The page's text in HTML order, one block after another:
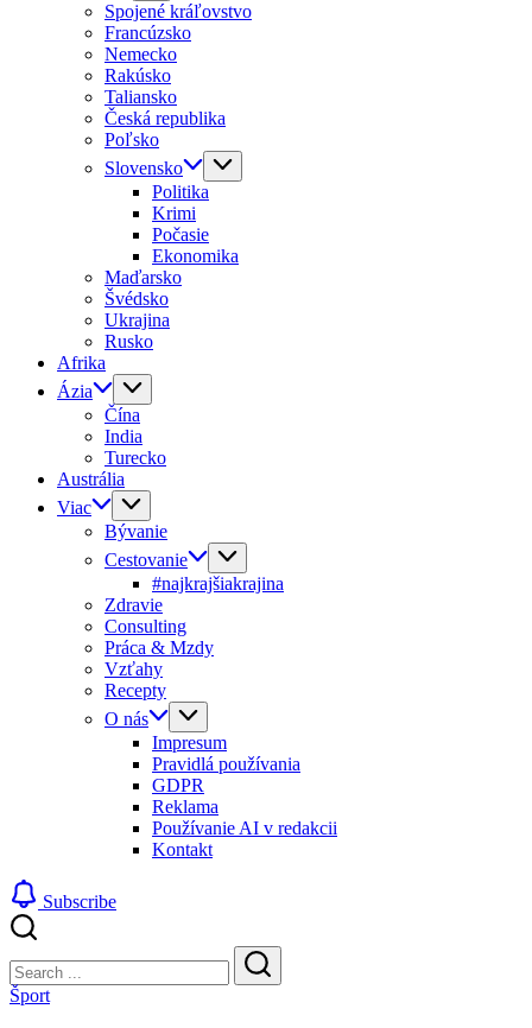
Spojené kráľovstvo
Francúzsko
Nemecko
Rakúsko
Taliansko
Česká republika
Poľsko
Slovensko
Politika
Krimi
Počasie
Ekonomika
Maďarsko
Švédsko
Ukrajina
Rusko
Afrika
Ázia
Čína
India
Turecko
Austrália
Viac
Bývanie
Cestovanie
#najkrajšiakrajina
Zdravie
Consulting
Práca & Mzdy
Vzťahy
Recepty
O nás
Impresum
Pravidlá používania
GDPR
Reklama
Používanie AI v redakcii
Kontakt
Subscribe
Search
Search
Šport